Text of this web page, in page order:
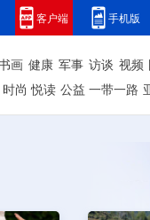
客户端 手机版
画 健康 军事 访谈 视频
时尚 悦读 公益 一带一路